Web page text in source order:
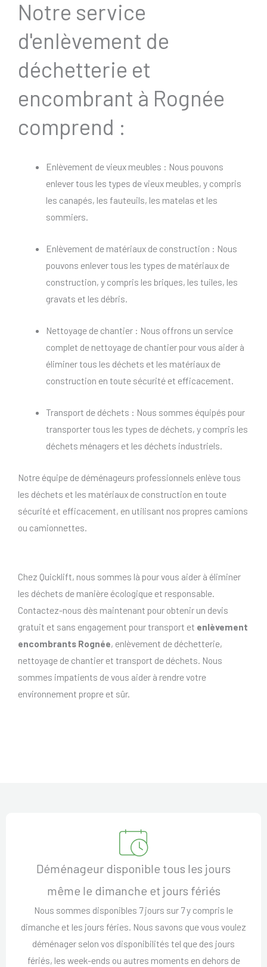
Notre service
d'enlèvement de
déchetterie et
encombrant à Rognée
comprend :
Enlèvement de vieux meubles : Nous pouvons
enlever tous les types de vieux meubles, y compris
les canapés, les fauteuils, les matelas et les
sommiers.
Enlèvement de matériaux de construction : Nous
pouvons enlever tous les types de matériaux de
construction, y compris les briques, les tuiles, les
gravats et les débris.
Nettoyage de chantier : Nous offrons un service
complet de nettoyage de chantier pour vous aider à
éliminer tous les déchets et les matériaux de
construction en toute sécurité et efficacement.
Transport de déchets : Nous sommes équipés pour
transporter tous les types de déchets, y compris les
déchets ménagers et les déchets industriels.
Notre équipe de déménageurs professionnels enlève tous
les déchets et les matériaux de construction en toute
sécurité et efficacement, en utilisant nos propres camions
ou camionnettes.
Chez Quicklift, nous sommes là pour vous aider à éliminer
les déchets de manière écologique et responsable.
Contactez-nous dès maintenant pour obtenir un devis
gratuit et sans engagement pour transport et enlèvement
encombrants Rognée, enlèvement de déchetterie,
nettoyage de chantier et transport de déchets. Nous
sommes impatients de vous aider à rendre votre
environnement propre et sûr.
Déménageur disponible tous les jours
même le dimanche et jours fériés
Nous sommes disponibles 7 jours sur 7 y compris le
dimanche et les jours féries. Nous savons que vous voulez
déménager selon vos disponibilités tel que des jours
fériés, les week-ends ou autres moments en dehors de